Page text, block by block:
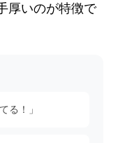
厚いのが特徴で
る！」